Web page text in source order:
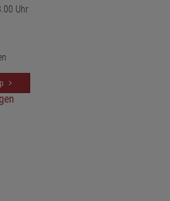
sind ist satch Mitglied der FAIR WEAR
einfachen Zugriff
Uhr